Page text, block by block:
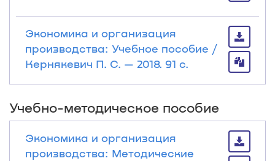
Экономика и организация
производства: Учебное пособие /
Кернякевич П. С. — 2018. 91 с.
Учебно-методическое пособие
Экономика и организация
производства: Методические